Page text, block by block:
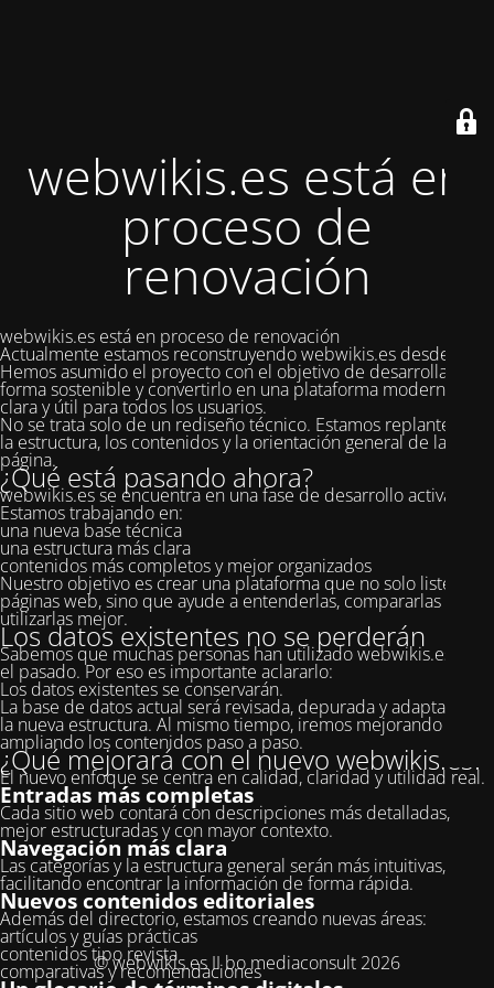
webwikis.es está en
proceso de
renovación
webwikis.es está en proceso de renovación
Actualmente estamos reconstruyendo webwikis.es desde cero.
Hemos asumido el proyecto con el objetivo de desarrollarlo de
forma sostenible y convertirlo en una plataforma moderna,
clara y útil para todos los usuarios.
No se trata solo de un rediseño técnico. Estamos replanteando
la estructura, los contenidos y la orientación general de la
página.
¿Qué está pasando ahora?
webwikis.es se encuentra en una fase de desarrollo activa.
Estamos trabajando en:
una nueva base técnica
una estructura más clara
contenidos más completos y mejor organizados
Nuestro objetivo es crear una plataforma que no solo liste
páginas web, sino que ayude a entenderlas, compararlas y
utilizarlas mejor.
Los datos existentes no se perderán
Sabemos que muchas personas han utilizado webwikis.es en
el pasado. Por eso es importante aclararlo:
Los datos existentes se conservarán.
La base de datos actual será revisada, depurada y adaptada a
la nueva estructura. Al mismo tiempo, iremos mejorando y
ampliando los contenidos paso a paso.
¿Qué mejorará con el nuevo webwikis.es?
El nuevo enfoque se centra en calidad, claridad y utilidad real.
Entradas más completas
Cada sitio web contará con descripciones más detalladas,
mejor estructuradas y con mayor contexto.
Navegación más clara
Las categorías y la estructura general serán más intuitivas,
facilitando encontrar la información de forma rápida.
Nuevos contenidos editoriales
Además del directorio, estamos creando nuevas áreas:
artículos y guías prácticas
contenidos tipo revista
comparativas y recomendaciones
© webwikis.es II bo mediaconsult 2026